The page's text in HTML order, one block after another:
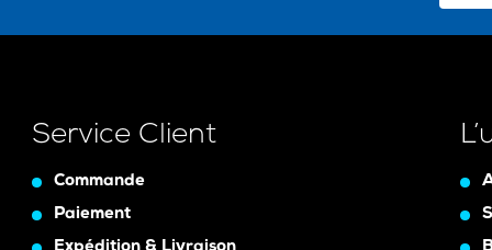
Service Client
Commande
Paiement